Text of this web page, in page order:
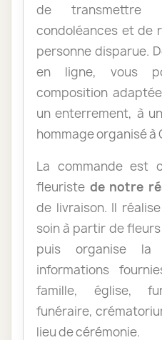
de transmettre
condoléances et de
personne disparue.
en ligne, vous
composition
un enterrement, à
hommage organisé à
La commande est
fleuriste de notre
de livraison. Il
soin à partir de
puis organise la
informations
famille, église,
funéraire,
lieu de cérémonie.